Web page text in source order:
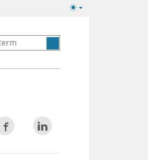
Lichte/donkere